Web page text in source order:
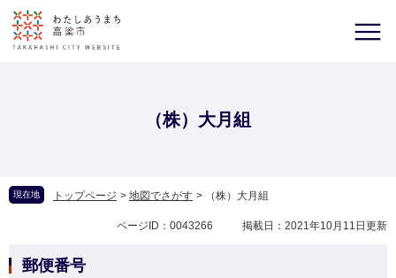
（株）大月組
現在地 トップページ > 地図でさがす > （株）大月組
ページID：0043266 掲載日：2021年10月11日更新
郵便番号